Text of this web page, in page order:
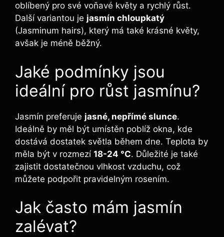
oblíbený pro své voňavé květy a rychlý růst.
Další variantou je jasmín chloupkatý
(Jasminum hairs), který má také krásné květy,
avšak je méně běžný.
Jaké podmínky jsou
ideální pro růst jasmínu?
Jasmín preferuje jasné, nepřímé slunce.
Ideálně by měl být umístěn poblíž okna, kde
dostává dostatek světla během dne. Teplota by
měla být v rozmezí 18-24 °C. Důležité je také
zajistit dostatečnou vlhkost vzduchu, což
můžete podpořit pravidelným rosením.
Jak často mám jasmín
zalévat?